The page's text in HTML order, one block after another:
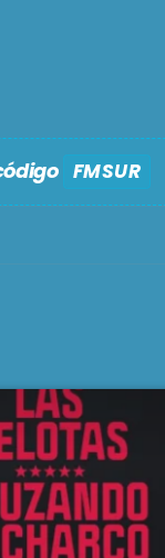
FMSUR